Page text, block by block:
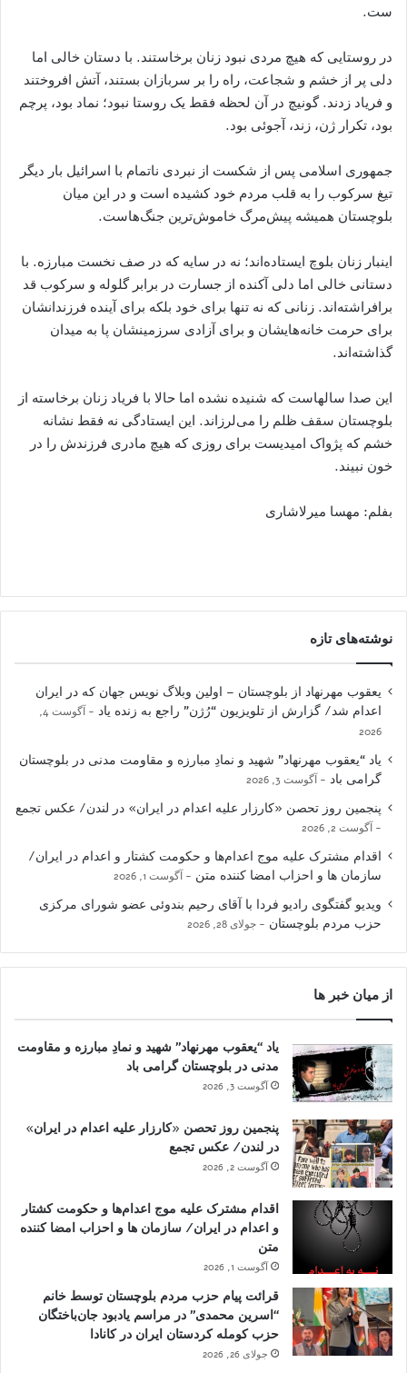
ست.
در روستایی که هیچ مردی نبود زنان برخاستند. با دستان خالی اما
دلی پر از خشم و شجاعت، راه را بر سربازان بستند، آتش افروختند
و فریاد زدند. گونیچ در آن لحظه فقط یک روستا نبود؛ نماد بود، پرچم
بود، تکرار ژن، زند، آجوئی بود.
جمهوری اسلامی پس از شکست از نبردی ناتمام با اسرائیل بار دیگر
تیغ سرکوب را به قلب مردم خود کشیده است و در این میان
بلوچستان همیشه پیش‌مرگ خاموش‌ترین جنگ‌هاست.
اینبار زنان بلوچ ایستاده‌اند؛ نه در سایه که در صف نخست مبارزه. با
دستانی خالی اما دلی آکنده از جسارت در برابر گلوله و سرکوب قد
برافراشته‌اند. زنانی که نه تنها برای خود بلکه برای آینده فرزندانشان
برای حرمت خانه‌هایشان و برای آزادی سرزمینشان پا به میدان
گذاشته‌اند.
این صدا سالهاست که شنیده نشده اما حالا با فریاد زنان برخاسته از
بلوچستان سقف ظلم را می‌لرزاند. این ایستادگی نه فقط نشانه
خشم که پژواک امیدیست برای روزی که هیچ مادری فرزندش را در
خون نبیند.
بفلم: مهسا میرلاشاری
نوشته‌های تازه
یعقوب مهرنهاد از بلوچستان – اولین وبلاگ نویس جهان که در ایران
اعدام شد/ گزارش از تلویزیون “رُژن” راجع به زنده یاد
آگوست 4,
2026
یاد “یعقوب مهرنهاد” شهید و نمادِ مبارزه و مقاومت مدنی در بلوچستان
گرامی باد
آگوست 3, 2026
پنجمین روز تحصن «کارزار علیه اعدام در ایران» در لندن/ عکس تجمع
آگوست 2, 2026
اقدام مشترک علیه موج اعدام‌ها و حکومت کشتار و اعدام در ایران/
سازمان ها و احزاب امضا کننده متن
آگوست 1, 2026
ویدیو گفتگوی رادیو فردا با آقای رحیم بندوئی عضو شورای مرکزی
حزب مردم بلوچستان
جولای 28, 2026
از میان خبر ها
یاد “یعقوب مهرنهاد” شهید و نمادِ مبارزه و مقاومت
مدنی در بلوچستان گرامی باد
آگوست 3, 2026
پنجمین روز تحصن «کارزار علیه اعدام در ایران»
در لندن/ عکس تجمع
آگوست 2, 2026
اقدام مشترک علیه موج اعدام‌ها و حکومت کشتار
و اعدام در ایران/ سازمان ها و احزاب امضا کننده
متن
آگوست 1, 2026
قرائت پیام حزب مردم بلوچستان توسط خانم
“اسرین محمدی” در مراسم یادبود جان‌باختگان
حزب کومله کردستان ایران در کانادا
جولای 26, 2026